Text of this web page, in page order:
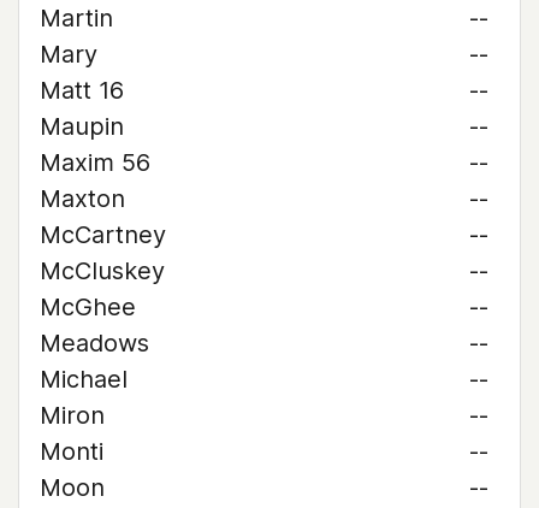
Martin
--
Mary
--
Matt 16
--
Maupin
--
Maxim 56
--
Maxton
--
McCartney
--
McCluskey
--
McGhee
--
Meadows
--
Michael
--
Miron
--
Monti
--
Moon
--